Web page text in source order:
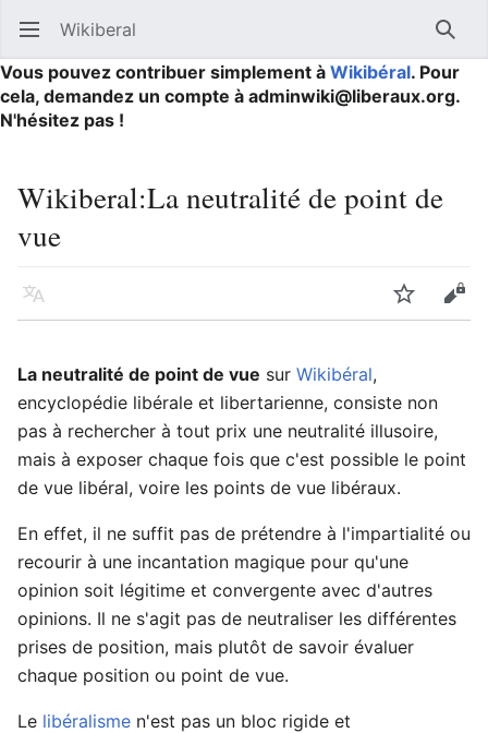
Ouvrir le menu principal Wikiberal
Vous pouvez contribuer simplement à Wikibéral. Pour
cela, demandez un compte à adminwiki@liberaux.org.
N'hésitez pas !
Wikiberal:La neutralité de point de
vue
Langue Suivre
La neutralité de point de vue sur Wikibéral,
encyclopédie libérale et libertarienne, consiste non
pas à rechercher à tout prix une neutralité illusoire,
mais à exposer chaque fois que c'est possible le point
de vue libéral, voire les points de vue libéraux.
En effet, il ne suffit pas de prétendre à l'impartialité ou
recourir à une incantation magique pour qu'une
opinion soit légitime et convergente avec d'autres
opinions. Il ne s'agit pas de neutraliser les différentes
prises de position, mais plutôt de savoir évaluer
chaque position ou point de vue.
Le libéralisme n'est pas un bloc rigide et